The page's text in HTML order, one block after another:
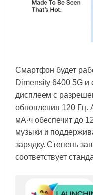
Смартфон будет
Dimensity 6400 5G
дисплеем с
обновления 120 Гц.
мА·ч обеспечит до
музыки и
зарядку. Степень
соответствует